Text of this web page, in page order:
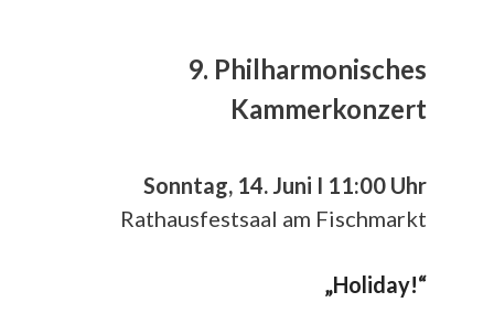
9. Philharmonisches
Kammerkonzert
Sonntag, 14. Juni I 11:00 Uhr
Rathausfestsaal am Fischmarkt
„Holiday!“